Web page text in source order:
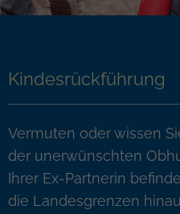
Kindesrückführung
Vermuten oder wissen
der unerwünschten
Ihrer Ex-Partnerin
die Landesgrenzen